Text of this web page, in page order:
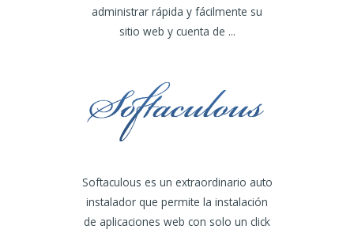
administrar rápida y fácilmente su
sitio web y cuenta de ...
Softaculous es un extraordinario auto
instalador que permite la instalación
de aplicaciones web con solo un click